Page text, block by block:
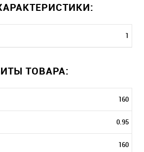
1
ТОВАРА:
160
0.95
160